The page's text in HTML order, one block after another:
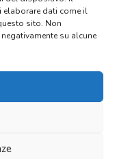
elaborare dati come il
sito. Non
su alcune
i.v. – Reg.